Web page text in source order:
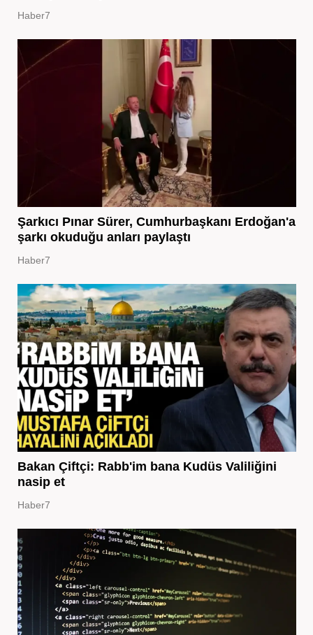
Haber7
Şarkıcı Pınar Sürer, Cumhurbaşkanı Erdoğan'a
şarkı okuduğu anları paylaştı
Haber7
Bakan Çiftçi: Rabb'im bana Kudüs Valiliğini
nasip et
Haber7